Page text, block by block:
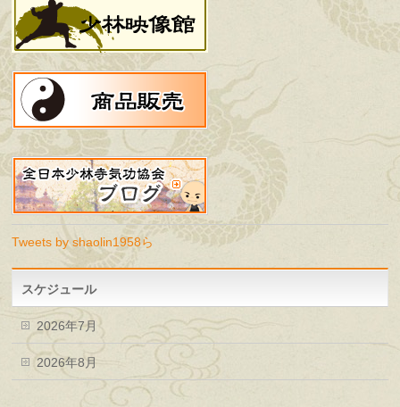
Tweets by shaolin1958ら
スケジュール
2026年7月
2026年8月